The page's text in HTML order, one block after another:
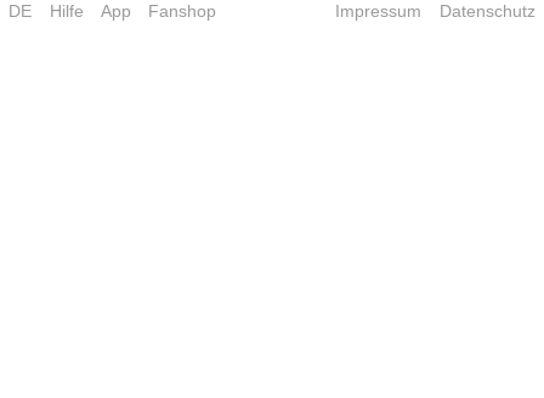
DE Hilfe App Fanshop Impressum Datenschutz